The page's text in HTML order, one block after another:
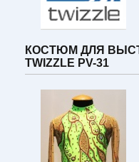
КОСТЮМ ДЛЯ
TWIZZLE PV-31